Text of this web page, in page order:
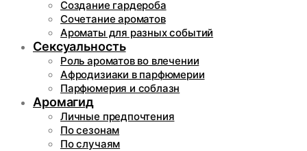
Создание гардероба
Сочетание ароматов
Ароматы для разных событий
Сексуальность
Роль ароматов во влечении
Афродизиаки в парфюмерии
Парфюмерия и соблазн
Аромагид
Личные предпочтения
По сезонам
По случаям